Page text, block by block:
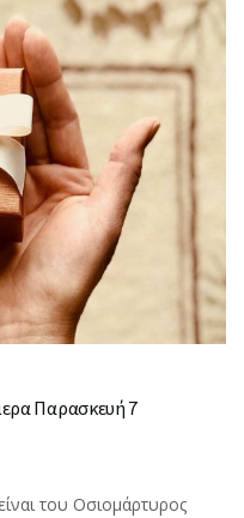
Παρασκευή 7
του Οσιομάρτυρος